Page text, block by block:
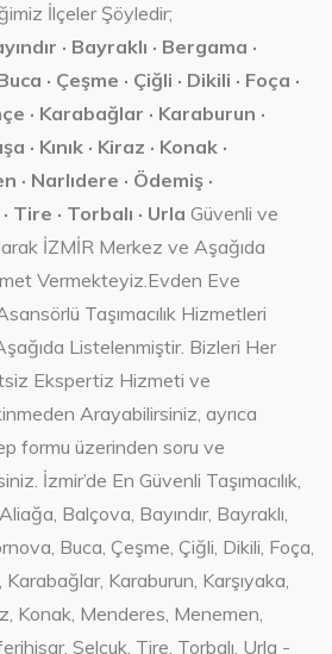
İlçeler Şöyledir;
· Bayraklı · Bergama ·
· Çeşme · Çiğli · Dikili · Foça ·
· Karabağlar · Karaburun ·
· Kınık · Kiraz · Konak ·
· Narlıdere · Ödemiş ·
Tire · Torbalı · Urla Güvenli ve
İZMİR Merkez ve Aşağıda
Vermekteyiz.Evden Eve
Taşımacılık Hizmetleri
Listelenmiştir. Bizleri Her
Ekspertiz Hizmeti ve
Arayabilirsiniz, ayrıca
formu üzerinden soru ve
İzmir’de En Güvenli Taşımacılık,
Balçova, Bayındır, Bayraklı,
Buca, Çeşme, Çiğli, Dikili, Foça,
Karaburun, Karşıyaka,
Konak, Menderes, Menemen,
Selçuk, Tire, Torbalı, Urla -